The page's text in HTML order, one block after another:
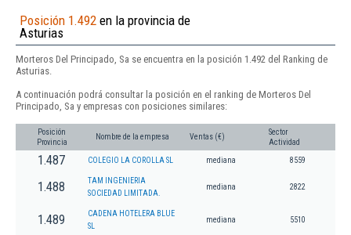
Posición 1.492 en la provincia de
Asturias
Morteros Del Principado, Sa se encuentra en la posición 1.492 del Ranking de
Asturias.
A continuación podrá consultar la posición en el ranking de Morteros Del
Principado, Sa y empresas con posiciones similares:
Posición
Provincia
Nombre de la empresa Ventas (€)
Sector
Actividad
1.487 COLEGIO LA COROLLA SL mediana 8559
1.488
TAM INGENIERIA
SOCIEDAD LIMITADA.
mediana 2822
1.489
CADENA HOTELERA BLUE
SL
mediana 5510